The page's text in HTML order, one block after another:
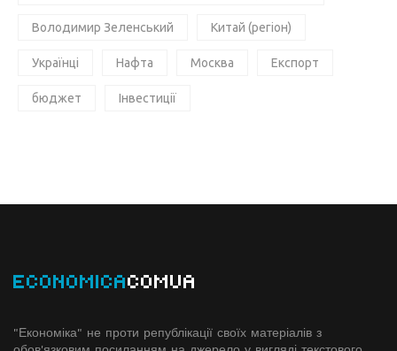
Володимир Зеленський Китай (регіон)
Українці Нафта Москва Експорт
бюджет Інвестиції
ECONOMICACOMUA
"Економіка" не проти републікації своїх матеріалів з